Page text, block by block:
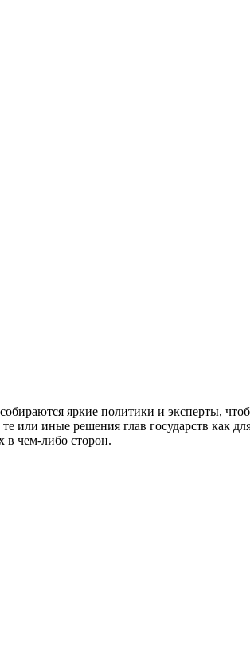
яркие политики и эксперты,
или иные решения глав государств как
в чем-либо сторон.